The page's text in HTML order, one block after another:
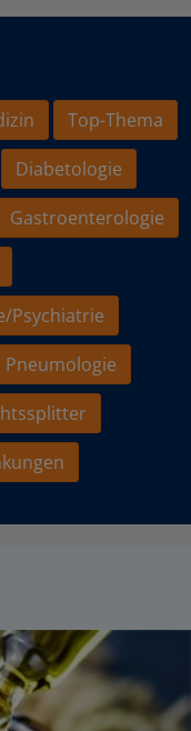
Top-Thema
Diabetologie
Gastroenterologie
Psychiatrie
Pneumologie